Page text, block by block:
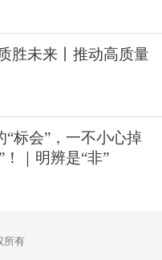
胜未来丨推动高质量
“标会”，一不小心掉
！｜明辨是“非”
所有